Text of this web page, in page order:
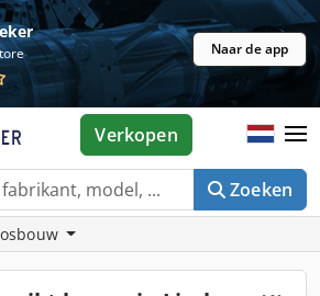
Naar de app
Zoeken
Verkopen